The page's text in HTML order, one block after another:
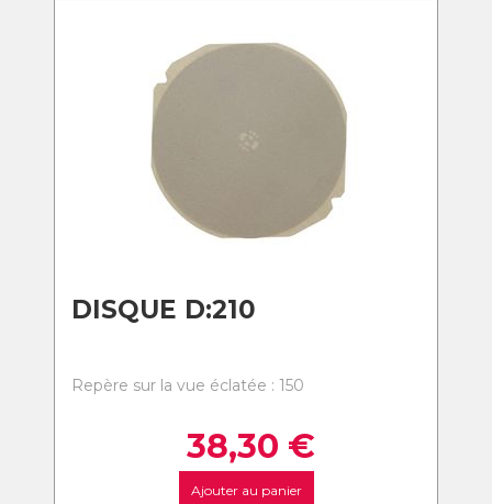
DISQUE D:210
Repère sur la vue éclatée : 150
38,30 €
Ajouter au panier